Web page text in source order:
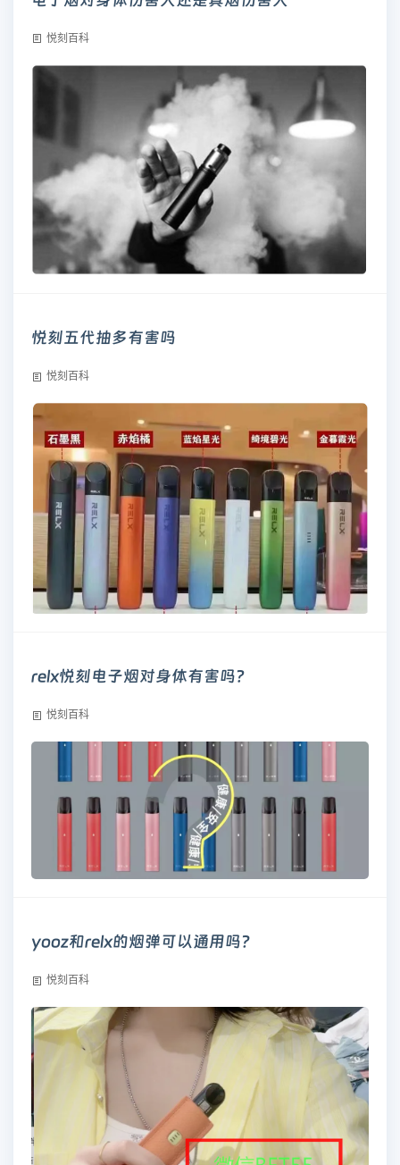
悦刻百科
悦刻五代抽多有害吗
悦刻百科
relx悦刻电子烟对身体有害吗？
悦刻百科
yooz和relx的烟弹可以通用吗?
悦刻百科